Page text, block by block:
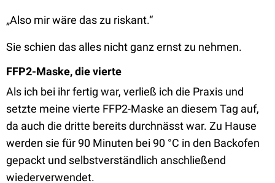
„Also mir wäre das zu riskant.“
Sie schien das alles nicht ganz ernst zu nehmen.
FFP2-Maske, die vierte
Als ich bei ihr fertig war, verließ ich die Praxis und
setzte meine vierte FFP2-Maske an diesem Tag auf,
da auch die dritte bereits durchnässt war. Zu Hause
werden sie für 90 Minuten bei 90 °C in den Backofen
gepackt und selbstverständlich anschließend
wiederverwendet.